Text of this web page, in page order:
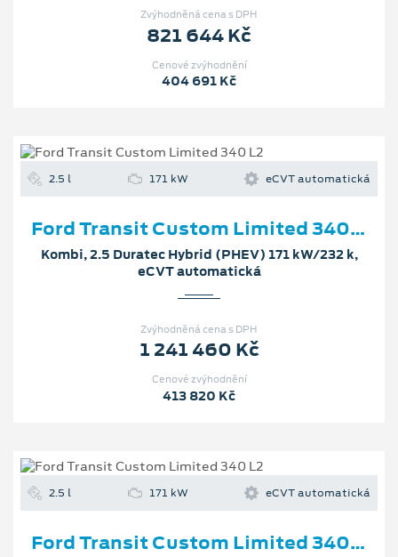
Zvýhodněná cena s DPH
821 644 Kč
Cenové zvýhodnění
404 691 Kč
2.5 l 171 kW eCVT automatická
Ford Transit Custom Limited 340 L2
Kombi, 2.5 Duratec Hybrid (PHEV) 171 kW/232 k,
eCVT automatická
Zvýhodněná cena s DPH
1 241 460 Kč
Cenové zvýhodnění
413 820 Kč
2.5 l 171 kW eCVT automatická
Ford Transit Custom Limited 340 L2